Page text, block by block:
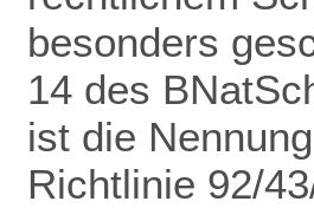
besonders
14 des
ist die
Richtlinie 92/